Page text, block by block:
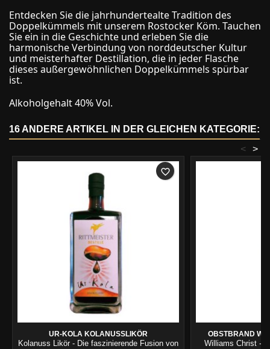
Entdecken Sie die jahrhundertealte Tradition des
Doppelkümmels mit unserem Rostocker Köm. Tauchen
Sie ein in die Geschichte und erleben Sie die
harmonische Verbindung von norddeutscher Kultur
und meisterhafter Destillation, die in jeder Flasche
dieses außergewöhnlichen Doppelkümmels spürbar
ist.
Alkoholgehalt 40% Vol.
16 ANDERE ARTIKEL IN DER GLEICHEN KATEGORIE:
>
<
UR-KOLA KOLANUSSLIKÖR
Kolanuss Likör - Die faszinierende Fusion von
favorite_border
OBSTBRAND
Williams Christ -